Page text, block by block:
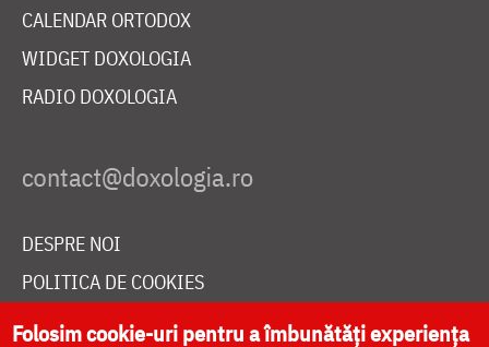
CALENDAR ORTODOX
WIDGET DOXOLOGIA
RADIO DOXOLOGIA
DESPRE NOI
POLITICA DE COOKIES
DONEAZĂ ONLINE PENTRU CATEDRALA NAȚIONALĂ
Folosim cookie-uri pentru a îmbunătăți experiența